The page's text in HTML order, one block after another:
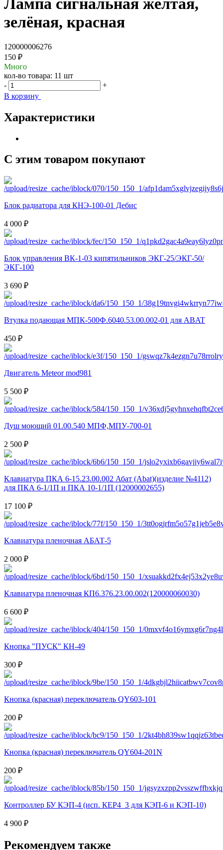
Лампа сигнальная желтая,
зелёная, красная
120000006276
150 ₽
Много
кол-во товара: 11 шт
-
+
В корзину
Характеристики
С этим товаром покупают
Блок радиатора для КНЭ-100-01 Дебис
4 000 ₽
Блок управления ВК-1-03 кипятильников ЭКГ-25/ЭКГ-50/
ЭКГ-100
3 690 ₽
Втулка подающая МПК-500Ф.6040.53.00.002-01 для ABAT
450 ₽
Двигатель Meteor mod981
5 500 ₽
Душ моющий 01.00.540 МПФ,МПУ-700-01
2 500 ₽
Клавиатура ПКА 6-15.23.00.002 Абат (Abat)(изделие №4112)
для ПКА 6-1/1П и ПКА 10-1/1П (12000002655)
17 100 ₽
Клавиатура пленочная АБАТ-5
2 000 ₽
Клавиатура пленочная КП6.376.23.00.002(120000060030)
6 600 ₽
Кнопка "ПУСК" КН-49
300 ₽
Кнопка (красная) переключатель QY603-101
200 ₽
Кнопка (красная) переключатель QY604-201N
200 ₽
Контроллер БУ КЭП-4 (исп. КЕР4_3 для КЭП-6 и КЭП-10)
4 900 ₽
Рекомендуем также